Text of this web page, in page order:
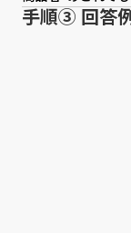
手順③ 回答